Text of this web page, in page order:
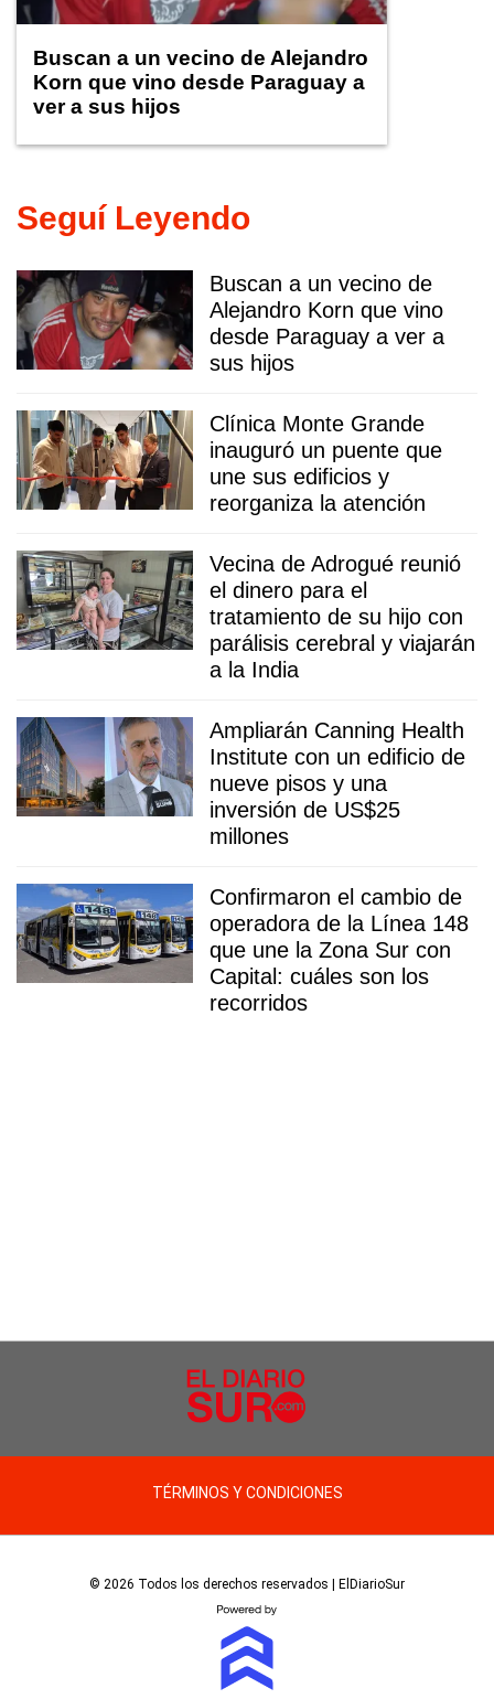
Buscan a un vecino de Alejandro
Korn que vino desde Paraguay a
ver a sus hijos
Seguí Leyendo
Buscan a un vecino de
Alejandro Korn que vino
desde Paraguay a ver a
sus hijos
Clínica Monte Grande
inauguró un puente que
une sus edificios y
reorganiza la atención
Vecina de Adrogué reunió
el dinero para el
tratamiento de su hijo con
parálisis cerebral y viajarán
a la India
Ampliarán Canning Health
Institute con un edificio de
nueve pisos y una
inversión de US$25
millones
Confirmaron el cambio de
operadora de la Línea 148
que une la Zona Sur con
Capital: cuáles son los
recorridos
TÉRMINOS Y CONDICIONES
© 2026 Todos los derechos reservados | ElDiarioSur